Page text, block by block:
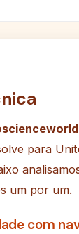
para
um por um.
com